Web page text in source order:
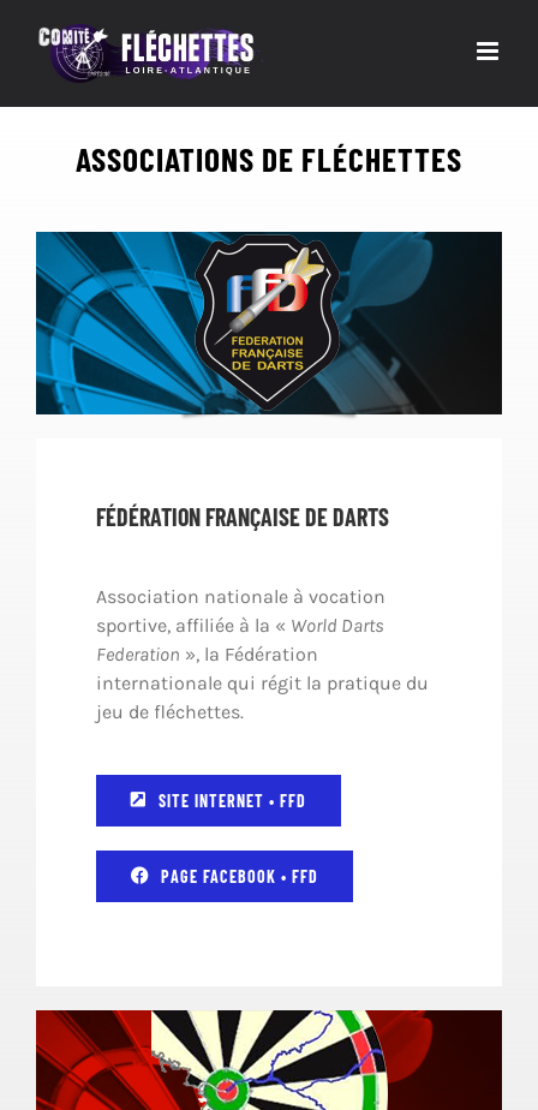
contenu
ASSOCIATIONS DE FLÉCHETTES
FÉDÉRATION FRANÇAISE DE DARTS
Association nationale à vocation
sportive, affiliée à la « World Darts
Federation », la Fédération
internationale qui régit la pratique du
jeu de fléchettes.
SITE INTERNET • FFD
PAGE FACEBOOK • FFD